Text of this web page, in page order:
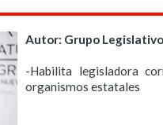
Autor: Grupo Legislativo
-Habilita legisladora
organismos estatales